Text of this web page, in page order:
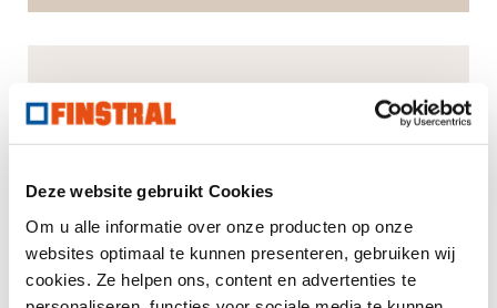
Deze website gebruikt Cookies
Om u alle informatie over onze producten op onze
websites optimaal te kunnen presenteren, gebruiken wij
cookies. Ze helpen ons, content en advertenties te
Gesprek over architectuur